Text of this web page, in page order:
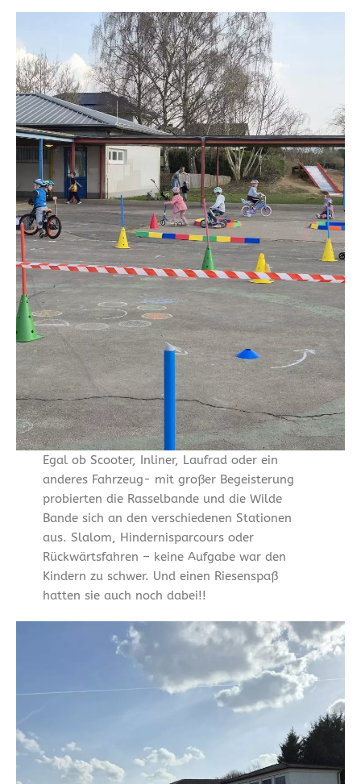
Egal ob Scooter, Inliner, Laufrad oder ein
anderes Fahrzeug- mit großer Begeisterung
probierten die Rasselbande und die Wilde
Bande sich an den verschiedenen Stationen
aus. Slalom, Hindernisparcours oder
Rückwärtsfahren – keine Aufgabe war den
Kindern zu schwer. Und einen Riesenspaß
hatten sie auch noch dabei!!